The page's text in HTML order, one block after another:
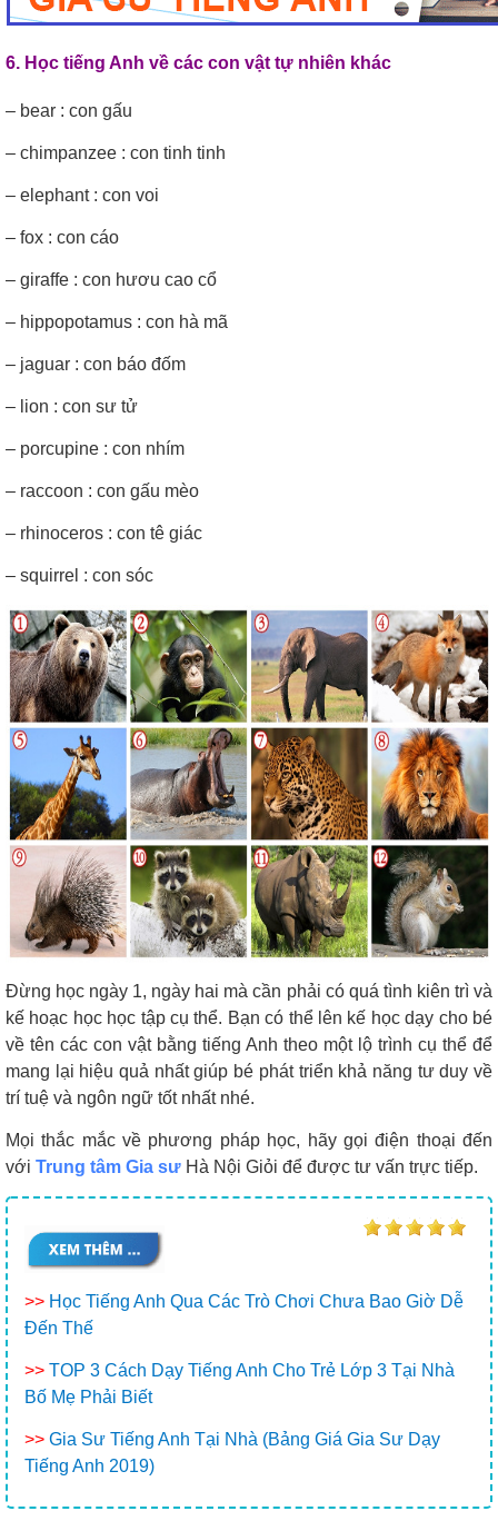
6. Học tiếng Anh về các con vật tự nhiên khác
– bear : con gấu
– chimpanzee : con tinh tinh
– elephant : con voi
– fox : con cáo
– giraffe : con hươu cao cổ
– hippopotamus : con hà mã
– jaguar : con báo đốm
– lion : con sư tử
– porcupine : con nhím
– raccoon : con gấu mèo
– rhinoceros : con tê giác
– squirrel : con sóc
Đừng học ngày 1, ngày hai mà cần phải có quá tình kiên trì và
kế hoạc học học tập cụ thể. Bạn có thể lên kế học dạy cho bé
về tên các con vật bằng tiếng Anh theo một lộ trình cụ thể để
mang lại hiệu quả nhất giúp bé phát triển khả năng tư duy về
trí tuệ và ngôn ngữ tốt nhất nhé.
Mọi thắc mắc về phương pháp học, hãy gọi điện thoại đến
với Trung tâm Gia sư Hà Nội Giỏi để được tư vấn trực tiếp.
>> Học Tiếng Anh Qua Các Trò Chơi Chưa Bao Giờ Dễ
Đến Thế
>> TOP 3 Cách Dạy Tiếng Anh Cho Trẻ Lớp 3 Tại Nhà
Bố Mẹ Phải Biết
>> Gia Sư Tiếng Anh Tại Nhà (Bảng Giá Gia Sư Dạy
Tiếng Anh 2019)